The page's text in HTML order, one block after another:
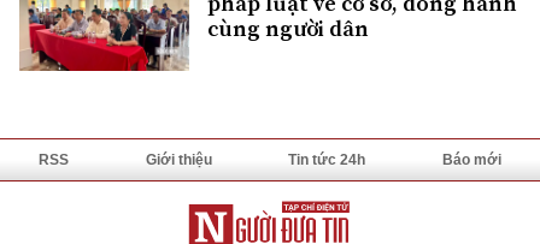
cùng người dân
RSS Giới thiệu Tin tức 24h Báo mới